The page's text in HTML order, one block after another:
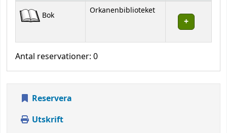
Bestånd
Bok Orkanenbiblioteket
Antal reservationer: 0
Reservera
Utskrift